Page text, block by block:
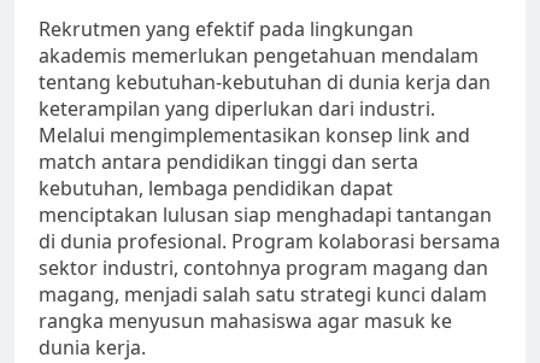
Rekrutmen yang efektif pada lingkungan
akademis memerlukan pengetahuan mendalam
tentang kebutuhan-kebutuhan di dunia kerja dan
keterampilan yang diperlukan dari industri.
Melalui mengimplementasikan konsep link and
match antara pendidikan tinggi dan serta
kebutuhan, lembaga pendidikan dapat
menciptakan lulusan siap menghadapi tantangan
di dunia profesional. Program kolaborasi bersama
sektor industri, contohnya program magang dan
magang, menjadi salah satu strategi kunci dalam
rangka menyusun mahasiswa agar masuk ke
dunia kerja.